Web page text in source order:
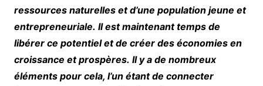
ressources naturelles et d’une population jeune et
entrepreneuriale. Il est maintenant temps de
libérer ce potentiel et de créer des économies en
croissance et prospères. Il y a de nombreux
éléments pour cela, l’un étant de connecter